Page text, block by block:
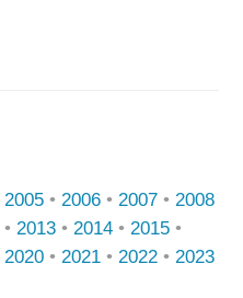
2005 • 2006 • 2007 • 2008
• 2013 • 2014 • 2015 •
2020 • 2021 • 2022 • 2023